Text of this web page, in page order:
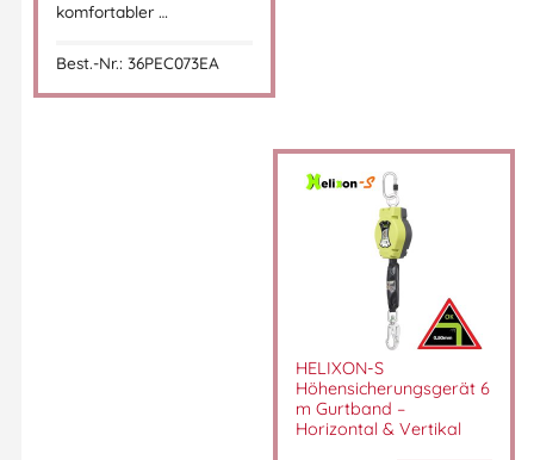
komfortabler …
Best.-Nr.: 36PEC073EA
HELIXON-S
Höhensicherungsgerät 6
m Gurtband –
Horizontal & Vertikal